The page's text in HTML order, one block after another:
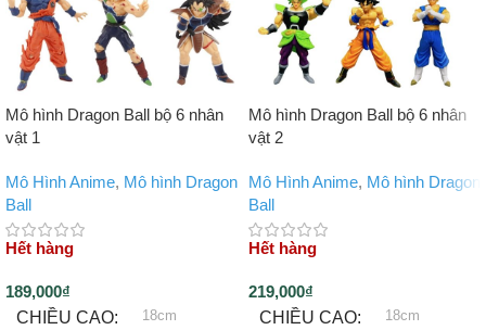
Mô hình Dragon Ball bộ 6 nhân
vật 1
Mô Hình Anime, Mô hình Dragon
Ball
Hết hàng
189,000₫
CHIỀU CAO
18cm
Mô hình Dragon Ball bộ 6 nhân
vật 2
Mô Hình Anime, Mô hình Dragon
Ball
Hết hàng
219,000₫
CHIỀU CAO
18cm